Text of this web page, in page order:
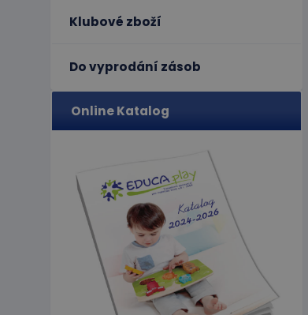
Klubové zboží
Do vyprodání zásob
Online Katalog
limit